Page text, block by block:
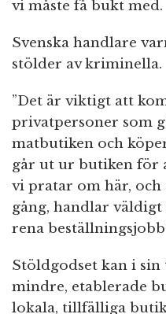
vi måste få bukt med.
Svenska handlare
stölder av kriminella.
”Det är viktigt att
privatpersoner som
matbutiken och
går ut ur butiken för
vi pratar om här, och
gång, handlar
rena
Stöldgodset kan i
mindre, etablerade
lokala, tillfälliga